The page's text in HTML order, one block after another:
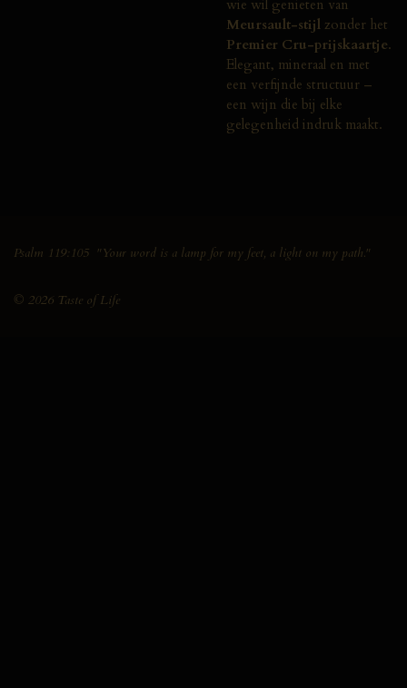
wie wil genieten van
Meursault-stijl zonder het
Premier Cru-prijskaartje.
Elegant, mineraal en met
een verfijnde structuur –
een wijn die bij elke
gelegenheid indruk maakt.
Psalm 119:105 "Your word is a lamp for my feet, a light on my path."
© 2026 Taste of Life